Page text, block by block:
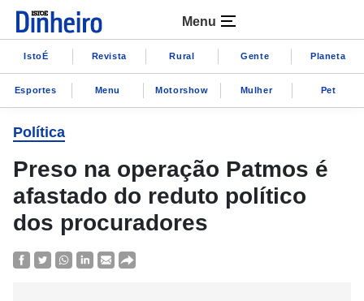
Menu
IstoÉ Revista Rural Gente Planeta
Esportes Menu Motorshow Mulher Pet
Política
Preso na operação Patmos é
afastado do reduto político
dos procuradores